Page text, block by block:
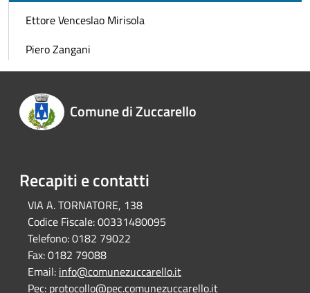
Ettore Venceslao Mirisola
Piero Zangani
Comune di Zuccarello
Recapiti e contatti
VIA A. TORNATORE, 138
Codice Fiscale:00331480095
Telefono:0182 79022
Fax:0182 79088
Email: info@comunezuccarello.it
Pec: protocollo@pec.comunezuccarello.it